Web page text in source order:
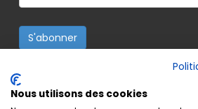
S'abonner
Nous utilisons des cookies